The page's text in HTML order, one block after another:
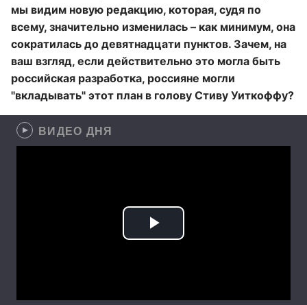
мы видим новую редакцию, которая, судя по
всему, значительно изменилась – как минимум, она
сократилась до девятнадцати пунктов. Зачем, на
ваш взгляд, если действительно это могла быть
российская разработка, россияне могли
"вкладывать" этот план в голову Стиву Уиткоффу?
ВИДЕО ДНЯ